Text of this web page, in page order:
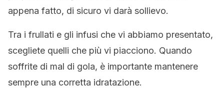
appena fatto, di sicuro vi darà sollievo.
Tra i frullati e gli infusi che vi abbiamo presentato,
scegliete quelli che più vi piacciono. Quando
soffrite di mal di gola, è importante mantenere
sempre una corretta idratazione.